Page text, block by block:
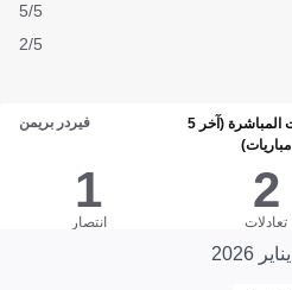
5/5
2/5
المواجهات المباشرة (آخر 5
مباريات)
فيردر بريمن
2
تعادلات
1
انتصار